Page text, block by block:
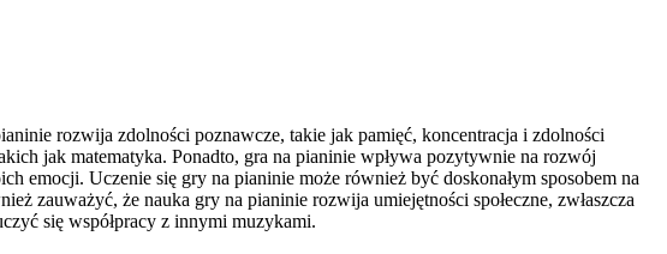
rozwija zdolności poznawcze, takie jak pamięć, koncentracja i zdolności
jak matematyka. Ponadto, gra na pianinie wpływa pozytywnie na rozwój
emocji. Uczenie się gry na pianinie może również być doskonałym sposobem na
zauważyć, że nauka gry na pianinie rozwija umiejętności społeczne, zwłaszcza
się współpracy z innymi muzykami.